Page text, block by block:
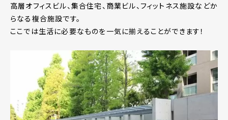
高層オフィスビル、集合住宅、商業ビル、フィットネス施設などか
らなる複合施設です。
ここでは生活に必要なものを一気に揃えることができます！